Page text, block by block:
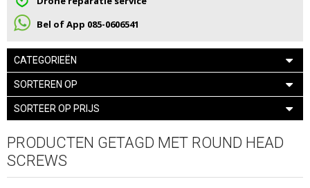
Bel of App 085-0606541
CATEGORIEËN
SORTEREN OP
SORTEER OP PRIJS
PRODUCTEN GETAGD MET ROUND HEAD
SCREWS